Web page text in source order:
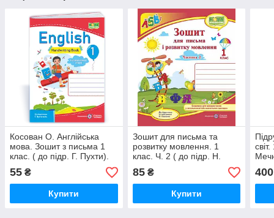
Косован О. Англійська
мова. Зошит з письма 1
клас. ( до підр. Г. Пухти).
Напівдруковані літери.
Оновлений!
55 ₴
Купити
Зошит для письма та
розвитку мовлення. 1
клас. Ч. 2 ( до підр. Н.
Кравцової). НУШ
85₴
Купити
400